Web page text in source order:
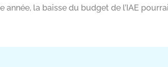
la baisse du budget de l’IAE